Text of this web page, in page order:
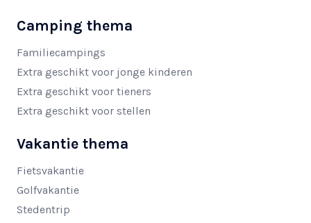
Camping thema
Familiecampings
Extra geschikt voor jonge kinderen
Extra geschikt voor tieners
Extra geschikt voor stellen
Vakantie thema
Fietsvakantie
Golfvakantie
Stedentrip